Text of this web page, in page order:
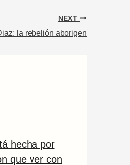
NEXT
la rebelión aborigen
hecha por
que ver con